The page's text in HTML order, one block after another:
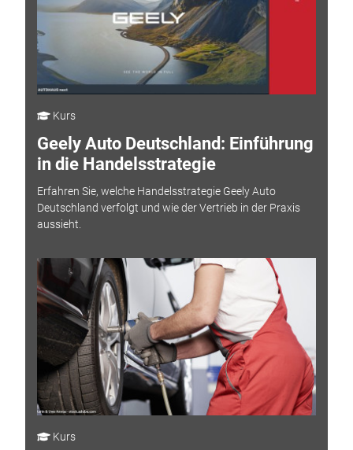
Kurs
Geely Auto Deutschland: Einführung
in die Handelsstrategie
Erfahren Sie, welche Handelsstrategie Geely Auto
Deutschland verfolgt und wie der Vertrieb in der Praxis
aussieht.
Kurs